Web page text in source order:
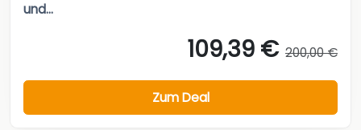
und...
109,39 € 200,00 €
Zum Deal